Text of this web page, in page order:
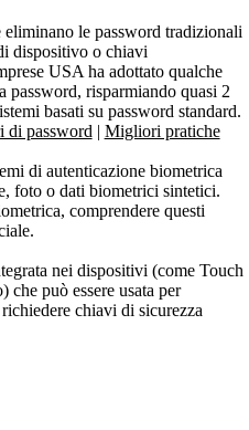
le password tradizionali
dispositivo o chiavi
USA ha adottato qualche
password, risparmiando quasi 2
basati su password standard.
di password | Migliori pratiche
di autenticazione biometrica
foto o dati biometrici sintetici.
comprendere questi
nei dispositivi (come Touch
può essere usata per
chiavi di sicurezza